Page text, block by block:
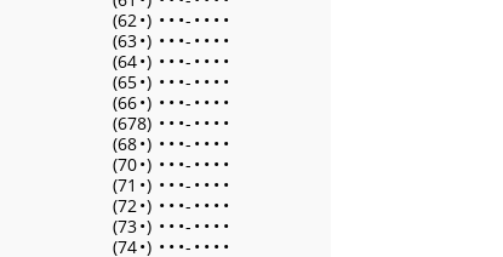
(62•) • • •- • • • •
(63•) • • •- • • • •
(64•) • • •- • • • •
(65•) • • •- • • • •
(66•) • • •- • • • •
(678) • • •- • • • •
(68•) • • •- • • • •
(70•) • • •- • • • •
(71 •) • • •- • • • •
(72•) • • •- • • • •
(73•) • • •- • • • •
(74•) • • •- • • • •